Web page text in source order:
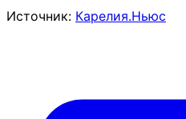
Источник: Карелия.Ньюс